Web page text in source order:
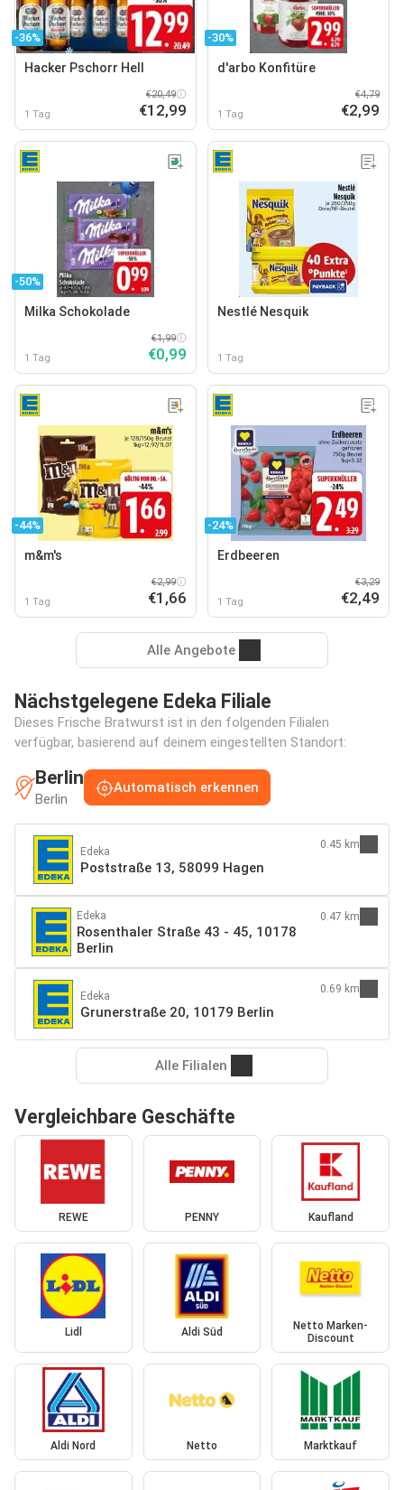
-36%
Hacker Pschorr Hell
1 Tag
€20,49
€12,99
-30%
d'arbo Konfitüre
1 Tag
€4,79
€2,99
-50%
Milka Schokolade
1 Tag
€1,99
€0,99
Nestlé Nesquik
1 Tag
-44%
m&m's
1 Tag
€2,99
€1,66
-24%
Erdbeeren
1 Tag
€3,29
€2,49
Alle Angebote
Nächstgelegene Edeka Filiale
Dieses Frische Bratwurst ist in den folgenden Filialen
verfügbar, basierend auf deinem eingestellten Standort:
Berlin
Berlin
Automatisch erkennen
Edeka
Poststraße 13, 58099 Hagen
0.45 km
Edeka
Rosenthaler Straße 43 - 45, 10178
Berlin
0.47 km
Edeka
Grunerstraße 20, 10179 Berlin
0.69 km
Alle Filialen
Vergleichbare Geschäfte
REWE PENNY Kaufland
Lidl Aldi Süd
Netto Marken-
Discount
Aldi Nord Netto Marktkauf